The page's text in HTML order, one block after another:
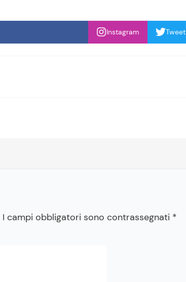
Instagram Tweet
I campi obbligatori sono contrassegnati *